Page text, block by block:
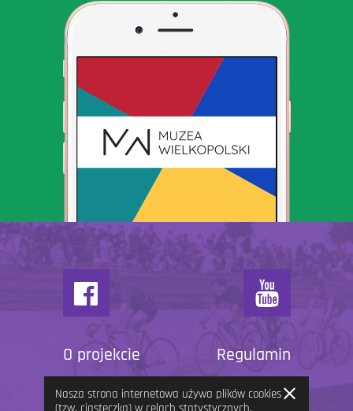
O projekcie Regulamin
Nasza strona internetowa używa plików cookies